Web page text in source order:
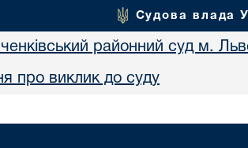
Судова влада
районний суд м.
про виклик до суду